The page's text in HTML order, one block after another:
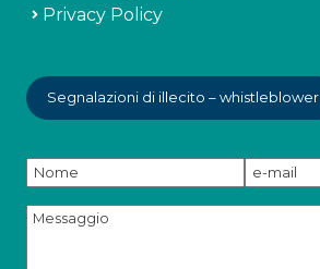
Privacy Policy
Segnalazioni di illecito – whistleblower